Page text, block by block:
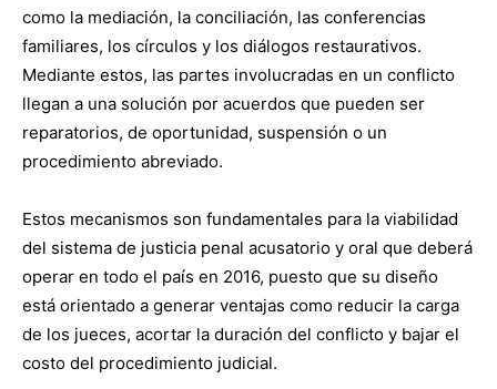
como la mediación, la conciliación, las conferencias
familiares, los círculos y los diálogos restaurativos.
Mediante estos, las partes involucradas en un conflicto
llegan a una solución por acuerdos que pueden ser
reparatorios, de oportunidad, suspensión o un
procedimiento abreviado.
Estos mecanismos son fundamentales para la viabilidad
del sistema de justicia penal acusatorio y oral que deberá
operar en todo el país en 2016, puesto que su diseño
está orientado a generar ventajas como reducir la carga
de los jueces, acortar la duración del conflicto y bajar el
costo del procedimiento judicial.